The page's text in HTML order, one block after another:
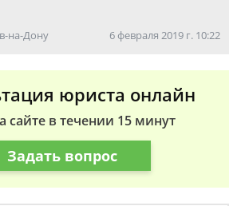
на-Дону 6 февраля 2019 г. 10:22
юриста онлайн
сайте в течении 15 минут
Задать вопрос